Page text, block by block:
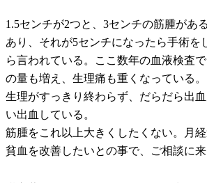
1.5センチが2つと、3センチの筋腫があ
あり、それが5センチになったら手術を
ら言われている。ここ数年の血液検査
の量も増え、生理痛も重くなっている。
生理がすっきり終わらず、だらだら出
い出血している。
筋腫をこれ以上大きくしたくない。月
貧血を改善したいとの事で、ご相談に来